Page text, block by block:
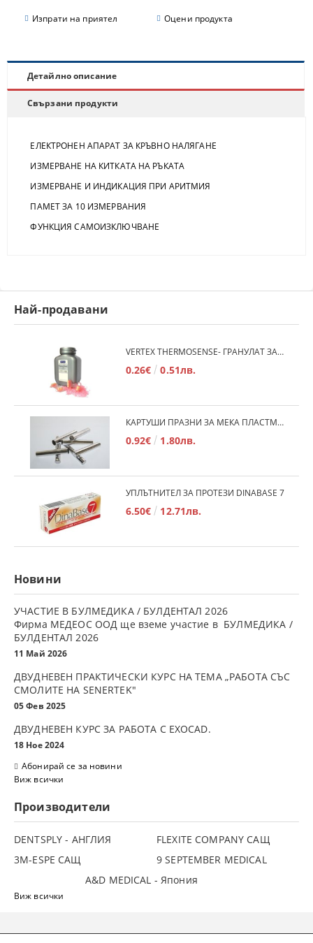
Изпрати на приятел Оцени продукта
Детайлно описание
Свързани продукти
ЕЛЕКТРОНЕН АПАРАТ ЗА КРЪВНО НАЛЯГАНЕ
ИЗМЕРВАНЕ НА КИТКАТА НА РЪКАТА
ИЗМЕРВАНЕ И ИНДИКАЦИЯ ПРИ АРИТМИЯ
ПАМЕТ ЗА 10 ИЗМЕРВАНИЯ
ФУНКЦИЯ САМОИЗКЛЮЧВАНЕ
Най-продавани
VERTEX THERMOSENSE- ГРАНУЛАТ ЗА МЕКИ ПРОТЕЗИ
0.26€ 0.51лв.
КАРТУШИ ПРАЗНИ ЗА МЕКА ПЛАСТМАСА
0.92€ 1.80лв.
УПЛЪТНИТЕЛ ЗА ПРОТЕЗИ DINABASE 7
6.50€ 12.71лв.
Новини
УЧАСТИЕ В БУЛМЕДИКА / БУЛДЕНТАЛ 2026
Фирма МЕДЕОС ООД ще вземе участие в БУЛМЕДИКА /
БУЛДЕНТАЛ 2026
11 Май 2026
ДВУДНЕВЕН ПРАКТИЧЕСКИ КУРС НА ТЕМА „РАБОТА СЪС
СМОЛИТЕ НА SENERTEK"
05 Фев 2025
ДВУДНЕВЕН КУРС ЗА РАБОТА С ЕXOCAD.
18 Ное 2024
Абонирай се за новини
Виж всички
Производители
DENTSPLY - АНГЛИЯ
FLEXITE COMPANY САЩ
3М-ESPE САЩ
9 SEPTEMBER MEDICAL
A&D MEDICAL - Япония
Виж всички